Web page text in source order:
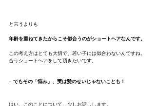
と言うよりも
年齢を重ねてきたからこそ似合うのがショートヘアなんです。
この考え方はとても大切で、若い子には似合わないんですね。
合うショートヘアをして頂きたいです。
– でもその「悩み」、実は髪のせいじゃないことも！
はい、このことについて、少しお話しします。